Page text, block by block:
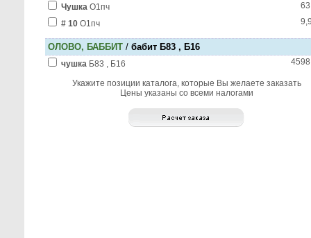
Чушка О1пч
# 10 О1пч
ОЛОВО, БАББИТ / бабит Б83 , Б16
чушка Б83 , Б16
Укажите позиции каталога, которые Вы желаете заказать
Цены указаны со всеми налогами